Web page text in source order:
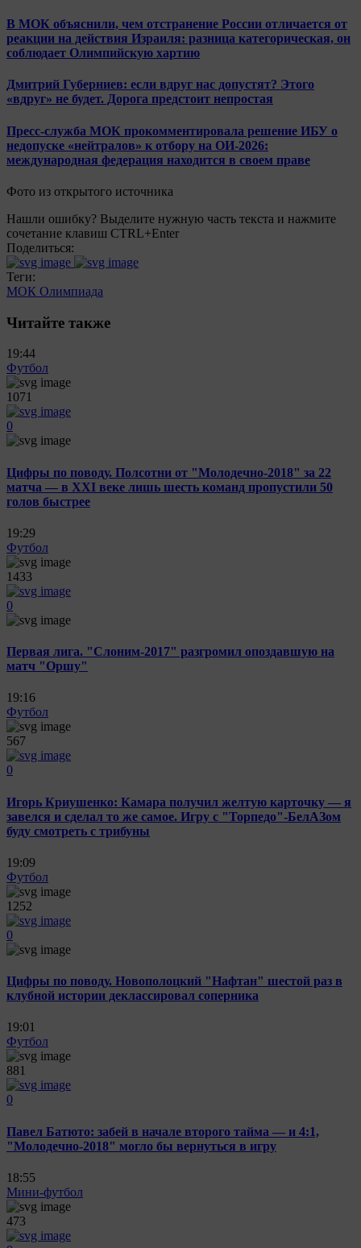
В МОК объяснили, чем отстранение России отличается от
реакции на действия Израиля: разница категорическая, он
соблюдает Олимпийскую хартию
Дмитрий Губерниев: если вдруг нас допустят? Этого
«вдруг» не будет. Дорога предстоит непростая
Пресс-служба МОК прокомментировала решение ИБУ о
недопуске «нейтралов» к отбору на ОИ-2026:
международная федерация находится в своем праве
Фото из открытого источника
Нашли ошибку? Выделите нужную часть текста и нажмите
сочетание клавиш CTRL+Enter
Поделиться:
Теги:
МОК Олимпиада
Читайте также
19:44
Футбол
1071
0
Цифры по поводу. Полсотни от "Молодечно-2018" за 22
матча — в XXI веке лишь шесть команд пропустили 50
голов быстрее
19:29
Футбол
1433
0
Первая лига. "Слоним-2017" разгромил опоздавшую на
матч "Оршу"
19:16
Футбол
567
0
Игорь Криушенко: Камара получил желтую карточку — я
завелся и сделал то же самое. Игру с "Торпедо"-БелАЗом
буду смотреть с трибуны
19:09
Футбол
1252
0
Цифры по поводу. Новополоцкий "Нафтан" шестой раз в
клубной истории деклассировал соперника
19:01
Футбол
881
0
Павел Батюто: забей в начале второго тайма — и 4:1,
"Молодечно-2018" могло бы вернуться в игру
18:55
Мини-футбол
473